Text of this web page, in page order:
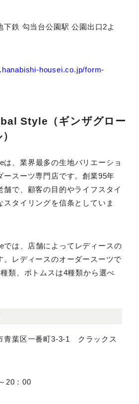
19：00（定休日：祝日を除く水
鉄 勾当台公園駅 公園出口2より
sendai/
Style（ギンザグロ
）
は、業界最多の生地バリエー
ダースーツ専門店です。創業95
タイリングを信条としています。
では、店舗によってレディース
。レディースのオーダースーツで